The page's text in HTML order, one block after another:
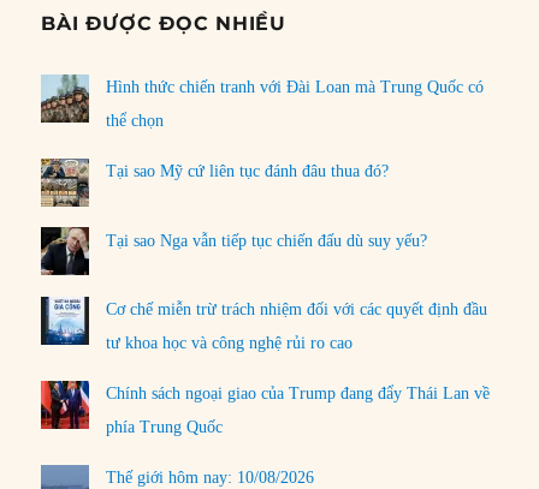
BÀI ĐƯỢC ĐỌC NHIỀU
Hình thức chiến tranh với Đài Loan mà Trung Quốc có
thể chọn
Tại sao Mỹ cứ liên tục đánh đâu thua đó?
Tại sao Nga vẫn tiếp tục chiến đấu dù suy yếu?
Cơ chế miễn trừ trách nhiệm đối với các quyết định đầu
tư khoa học và công nghệ rủi ro cao
Chính sách ngoại giao của Trump đang đẩy Thái Lan về
phía Trung Quốc
Thế giới hôm nay: 10/08/2026